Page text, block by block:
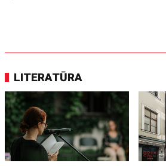
LITERATŪRA